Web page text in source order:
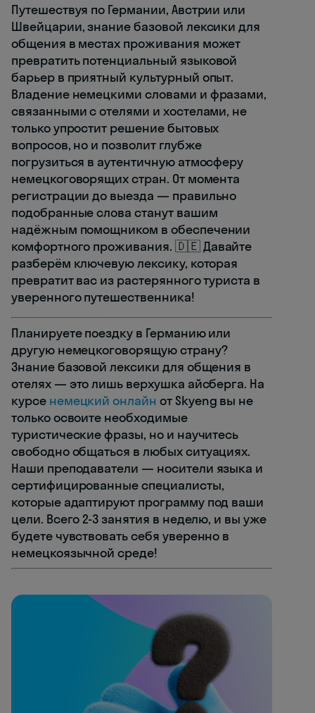
Путешествуя по Германии, Австрии или
Швейцарии, знание базовой лексики для
общения в местах проживания может
превратить потенциальный языковой
барьер в приятный культурный опыт.
Владение немецкими словами и фразами,
связанными с отелями и хостелами, не
только упростит решение бытовых
вопросов, но и позволит глубже
погрузиться в аутентичную атмосферу
немецкоговорящих стран. От момента
регистрации до выезда — правильно
подобранные слова станут вашим
надёжным помощником в обеспечении
комфортного проживания. 🇩🇪 Давайте
разберём ключевую лексику, которая
превратит вас из растерянного туриста в
уверенного путешественника!
Планируете поездку в Германию или
другую немецкоговорящую страну?
Знание базовой лексики для общения в
отелях — это лишь верхушка айсберга. На
курсе немецкий онлайн от Skyeng вы не
только освоите необходимые
туристические фразы, но и научитесь
свободно общаться в любых ситуациях.
Наши преподаватели — носители языка и
сертифицированные специалисты,
которые адаптируют программу под ваши
цели. Всего 2-3 занятия в неделю, и вы уже
будете чувствовать себя уверенно в
немецкоязычной среде!